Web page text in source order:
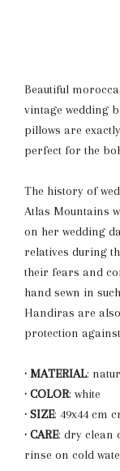
Beautiful
vintage wedding
pillows are
perfect for the
The history of
Atlas Mountains
on her wedding
relatives during
their fears and
hand sewn in
Handiras are
protection
· MATERIAL:
· COLOR: white
· SIZE: 49x44 cm
· CARE: dry clean
rinse on cold